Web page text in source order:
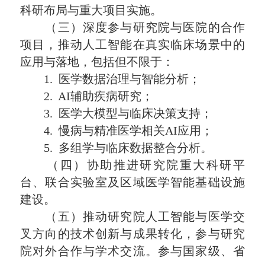
科研布局与重大项目实施。
（三）深度参与研究院与医院的合作
项目，推动人工智能在真实临床场景中的
应用与落地，包括但不限于：
1. 医学数据治理与智能分析；
2. AI辅助疾病研究；
3. 医学大模型与临床决策支持；
4. 慢病与精准医学相关AI应用；
5. 多组学与临床数据整合分析。
（四）协助推进研究院重大科研平
台、联合实验室及区域医学智能基础设施
建设。
（五）推动研究院人工智能与医学交
叉方向的技术创新与成果转化，参与研究
院对外合作与学术交流。参与国家级、省